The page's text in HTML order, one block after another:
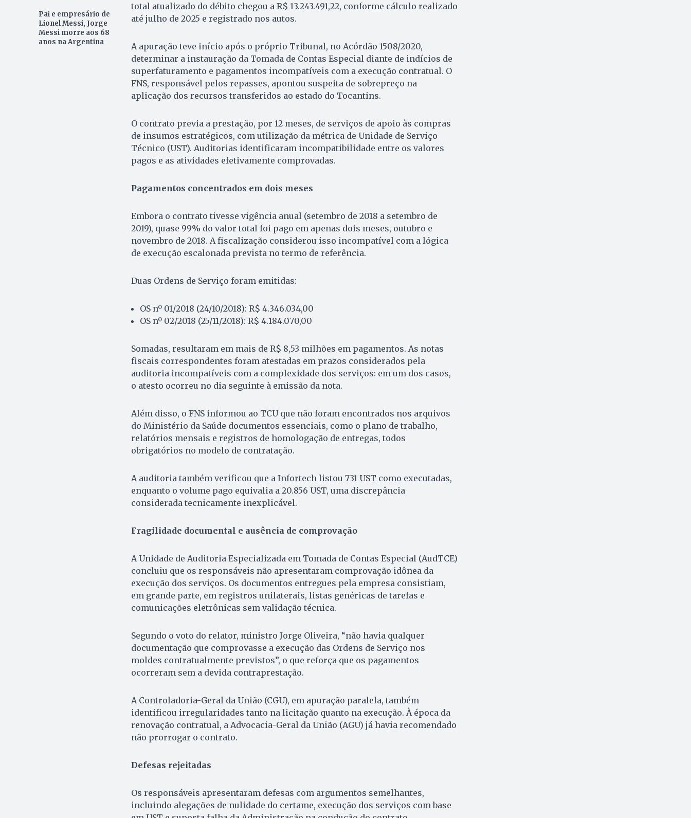
Pai e empresário de
Lionel Messi, Jorge
Messi morre aos 68
anos na Argentina
total atualizado do débito chegou a R$ 13.243.491,22, conforme cálculo realizado
até julho de 2025 e registrado nos autos.
A apuração teve início após o próprio Tribunal, no Acórdão 1508/2020,
determinar a instauração da Tomada de Contas Especial diante de indícios de
superfaturamento e pagamentos incompatíveis com a execução contratual. O
FNS, responsável pelos repasses, apontou suspeita de sobrepreço na
aplicação dos recursos transferidos ao estado do Tocantins.
O contrato previa a prestação, por 12 meses, de serviços de apoio às compras
de insumos estratégicos, com utilização da métrica de Unidade de Serviço
Técnico (UST). Auditorias identificaram incompatibilidade entre os valores
pagos e as atividades efetivamente comprovadas.
Pagamentos concentrados em dois meses
Embora o contrato tivesse vigência anual (setembro de 2018 a setembro de
2019), quase 99% do valor total foi pago em apenas dois meses, outubro e
novembro de 2018. A fiscalização considerou isso incompatível com a lógica
de execução escalonada prevista no termo de referência.
Duas Ordens de Serviço foram emitidas:
OS nº 01/2018 (24/10/2018): R$ 4.346.034,00
OS nº 02/2018 (25/11/2018): R$ 4.184.070,00
Somadas, resultaram em mais de R$ 8,53 milhões em pagamentos. As notas
fiscais correspondentes foram atestadas em prazos considerados pela
auditoria incompatíveis com a complexidade dos serviços: em um dos casos,
o atesto ocorreu no dia seguinte à emissão da nota.
Além disso, o FNS informou ao TCU que não foram encontrados nos arquivos
do Ministério da Saúde documentos essenciais, como o plano de trabalho,
relatórios mensais e registros de homologação de entregas, todos
obrigatórios no modelo de contratação.
A auditoria também verificou que a Infortech listou 731 UST como executadas,
enquanto o volume pago equivalia a 20.856 UST, uma discrepância
considerada tecnicamente inexplicável.
Fragilidade documental e ausência de comprovação
A Unidade de Auditoria Especializada em Tomada de Contas Especial (AudTCE)
concluiu que os responsáveis não apresentaram comprovação idônea da
execução dos serviços. Os documentos entregues pela empresa consistiam,
em grande parte, em registros unilaterais, listas genéricas de tarefas e
comunicações eletrônicas sem validação técnica.
Segundo o voto do relator, ministro Jorge Oliveira, “não havia qualquer
documentação que comprovasse a execução das Ordens de Serviço nos
moldes contratualmente previstos”, o que reforça que os pagamentos
ocorreram sem a devida contraprestação.
A Controladoria-Geral da União (CGU), em apuração paralela, também
identificou irregularidades tanto na licitação quanto na execução. À época da
renovação contratual, a Advocacia-Geral da União (AGU) já havia recomendado
não prorrogar o contrato.
Defesas rejeitadas
Os responsáveis apresentaram defesas com argumentos semelhantes,
incluindo alegações de nulidade do certame, execução dos serviços com base